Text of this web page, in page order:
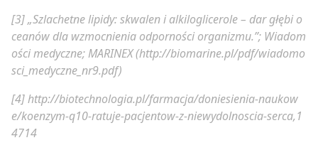
[3] „Szlachetne lipidy: skwalen i alkiloglicerole – dar głębi o
ceanów dla wzmocnienia odporności organizmu.”; Wiadom
ości medyczne; MARINEX (http://biomarine.pl/pdf/wiadomo
sci_medyczne_nr9.pdf)
[4] http://biotechnologia.pl/farmacja/doniesienia-naukow
e/koenzym-q10-ratuje-pacjentow-z-niewydolnoscia-serca,1
4714